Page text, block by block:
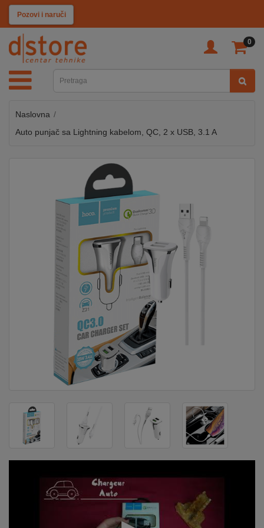
Pozovi i naruči
0
KATEGORIJE
TV
SAT
MOBILNI
UREĐAJI
SECURITY
Naslovna
Auto punjač sa Lightning kabelom, QC, 2 x USB, 3.1 A